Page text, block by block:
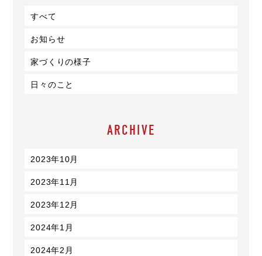
すべて
お知らせ
家づくりの様子
日々のこと
ARCHIVE
2023年10月
2023年11月
2023年12月
2024年1月
2024年2月